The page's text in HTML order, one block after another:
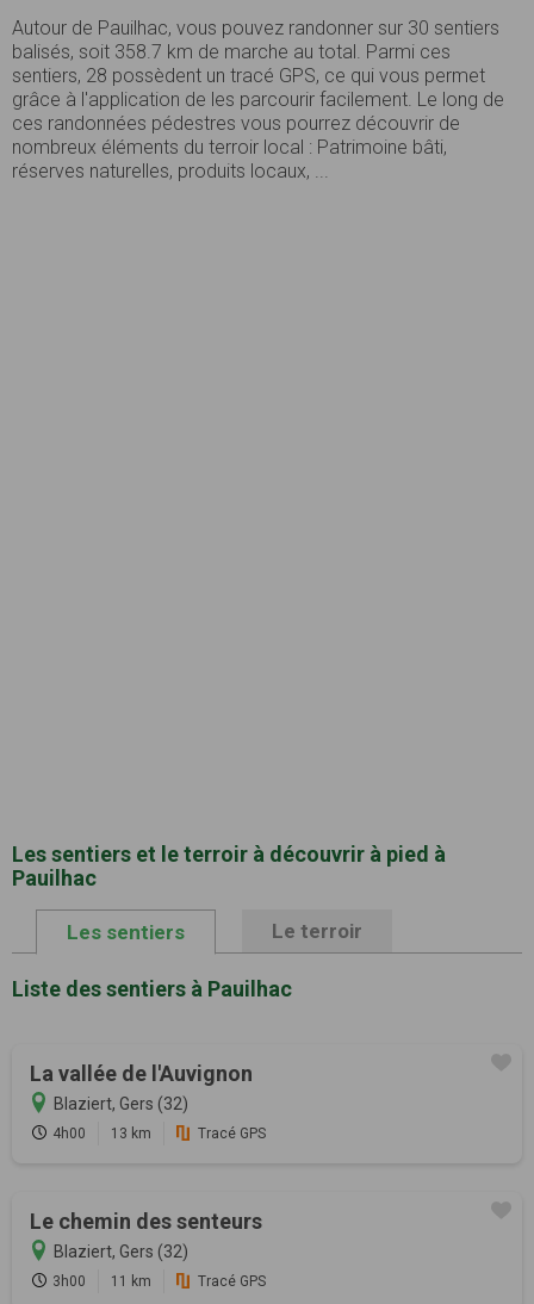
Autour de Pauilhac, vous pouvez randonner sur 30 sentiers
balisés, soit 358.7 km de marche au total. Parmi ces
sentiers, 28 possèdent un tracé GPS, ce qui vous permet
grâce à l'application de les parcourir facilement. Le long de
ces randonnées pédestres vous pourrez découvrir de
nombreux éléments du terroir local : Patrimoine bâti,
réserves naturelles, produits locaux, ...
Les sentiers et le terroir à découvrir à pied à
Pauilhac
Les sentiers Le terroir
Liste des sentiers à Pauilhac
La vallée de l'Auvignon
Blaziert, Gers (32)
4h00 13 km Tracé GPS
Le chemin des senteurs
Blaziert, Gers (32)
3h00 11 km Tracé GPS